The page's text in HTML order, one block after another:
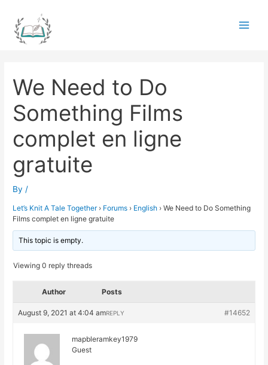
content
We Need to Do
Something Films
complet en ligne
gratuite
By /
Let’s Knit A Tale Together › Forums › English › We Need to Do Something
Films complet en ligne gratuite
This topic is empty.
Viewing 0 reply threads
Author Posts
August 9, 2021 at 4:04 am #14652
REPLY
mapbleramkey1979
Guest